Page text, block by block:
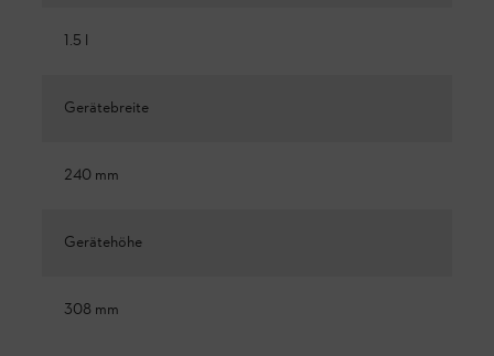
1.5 l
Gerätebreite
240 mm
Gerätehöhe
308 mm